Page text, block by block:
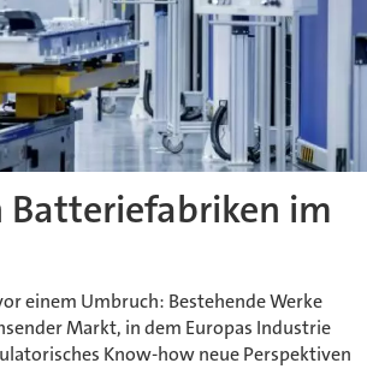
im
einem Umbruch: Bestehende Werke
Markt, in dem Europas Industrie
Know-how neue Perspektiven